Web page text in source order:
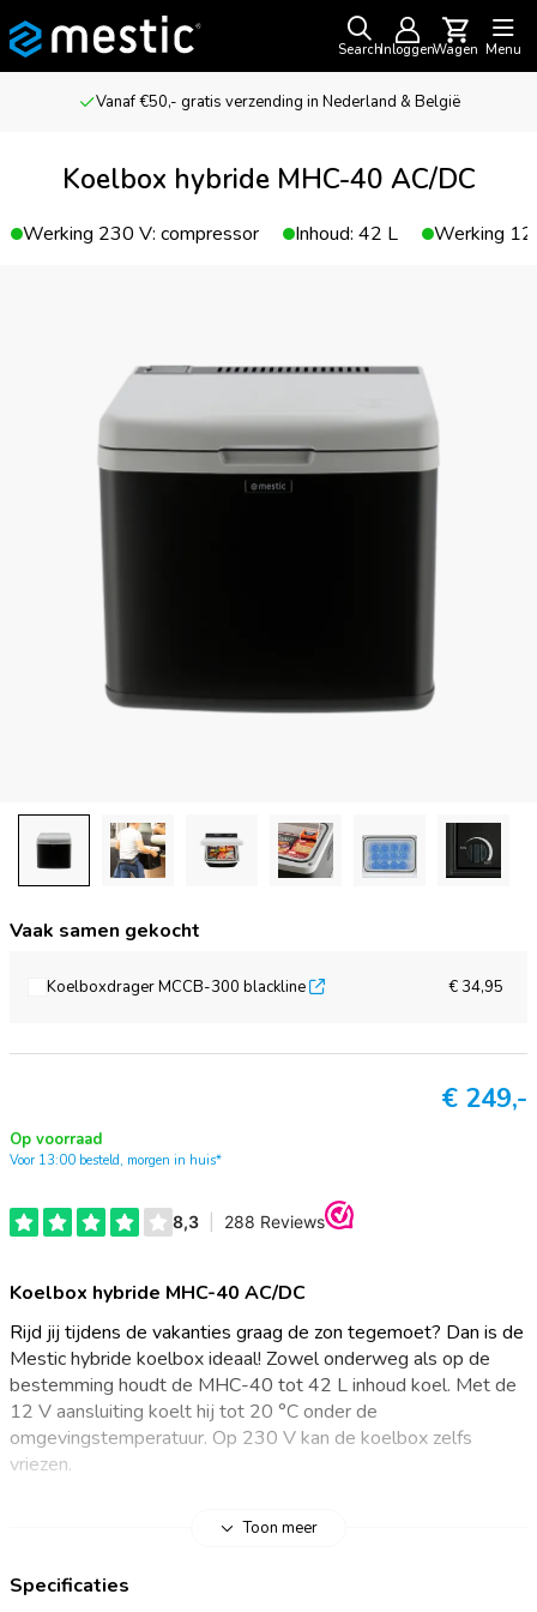
SearchInloggenWagen Menu
Vanaf €50,- gratis verzending in Nederland & België
Koelbox hybride MHC-40 AC/DC
Werking 230 V: compressor Inhoud: 42 L Werking
Vaak samen gekocht
Koelboxdrager MCCB-300 blackline € 34,95
€ 249,-
Op voorraad
Voor 13:00 besteld, morgen in huis*
Koelbox hybride MHC-40 AC/DC
Rijd jij tijdens de vakanties graag de zon tegemoet? Dan is de
Mestic hybride koelbox ideaal! Zowel onderweg als op de
bestemming houdt de MHC-40 tot 42 L inhoud koel. Met de
12 V aansluiting koelt hij tot 20 °C onder de
omgevingstemperatuur. Op 230 V kan de koelbox zelfs
vriezen.
Keep it cool, onderweg en op de bestemming
Of je nu onderweg bent of op een zonnige bestemming. De
Mestic MHC-40 hybride koelbox houdt jouw eten en drinken
Toon meer
Specificaties